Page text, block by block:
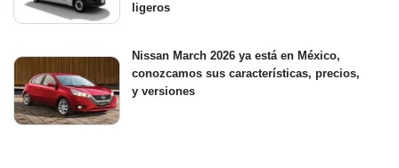
ligeros
Nissan March 2026 ya está en México,
conozcamos sus características, precios,
y versiones